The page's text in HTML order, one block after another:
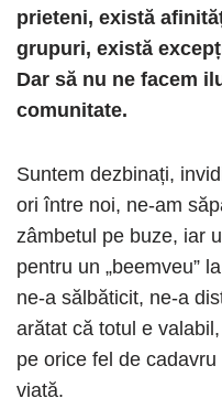
prieteni, există
grupuri, există
Dar să nu ne facem
comunitate.
Suntem dezbinați,
ori între noi, ne-am
zâmbetul pe buze, iar
pentru un „beemveu”
ne-a sălbăticit, ne-a
arătat că totul e
pe orice fel de
viață.